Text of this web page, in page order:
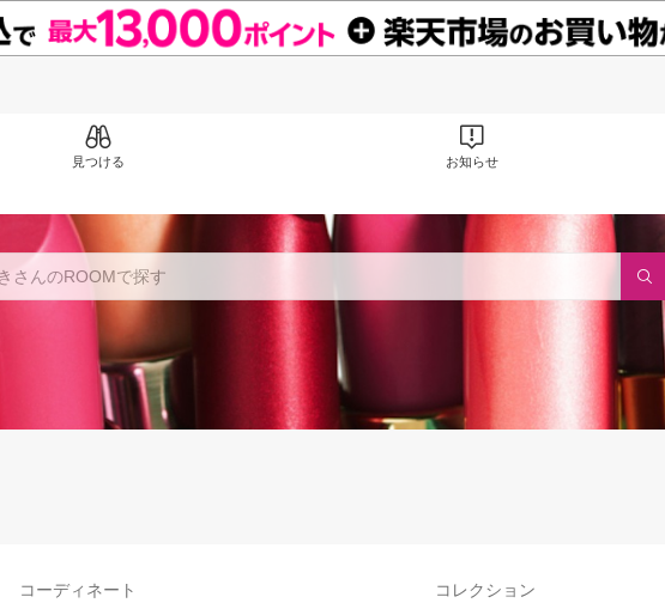
見つける お知らせ
コーディネート コレクション